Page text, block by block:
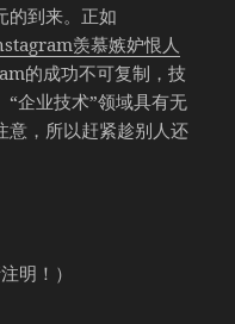
的到来。正如
羡慕嫉妒恨人
的成功不可复制，技
企业技术”领域具有无
意，所以赶紧趁别人还
明！）